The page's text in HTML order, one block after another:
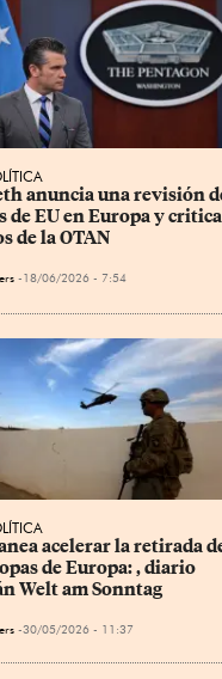
anuncia una revisión
de EU en Europa y
de la OTAN
18/06/2026 - 7:54
acelerar la retirada
de Europa: , diario
Welt am Sonntag
30/05/2026 - 11:37